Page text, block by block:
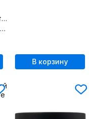
Пилинг-скраб для головы АНА-кислоты салицилат натрия
В корзину